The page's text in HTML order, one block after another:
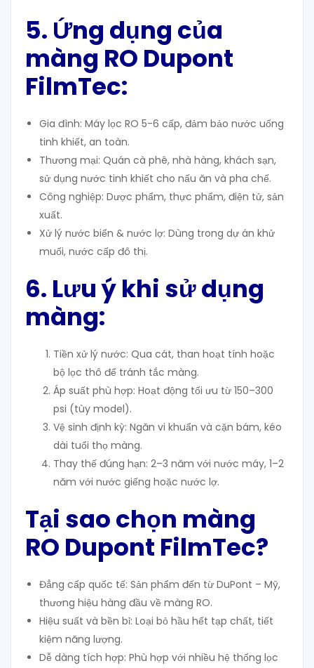
5. Ứng dụng của
màng RO Dupont
FilmTec:
Gia đình: Máy lọc RO 5-6 cấp, đảm bảo nước uống
tinh khiết, an toàn.
Thương mại: Quán cà phê, nhà hàng, khách sạn,
sử dụng nước tinh khiết cho nấu ăn và pha chế.
Công nghiệp: Dược phẩm, thực phẩm, điện tử, sản
xuất.
Xử lý nước biển & nước lợ: Dùng trong dự án khử
muối, nước cấp đô thị.
6. Lưu ý khi sử dụng
màng:
Tiền xử lý nước: Qua cát, than hoạt tính hoặc
bộ lọc thô để tránh tắc màng.
Áp suất phù hợp: Hoạt động tối ưu từ 150–300
psi (tùy model).
Vệ sinh định kỳ: Ngăn vi khuẩn và cặn bám, kéo
dài tuổi thọ màng.
Thay thế đúng hạn: 2–3 năm với nước máy, 1–2
năm với nước giếng hoặc nước lợ.
Tại sao chọn màng
RO Dupont FilmTec?
Đẳng cấp quốc tế: Sản phẩm đến từ DuPont – Mỹ,
thương hiệu hàng đầu về màng RO.
Hiệu suất và bền bỉ: Loại bỏ hầu hết tạp chất, tiết
kiệm năng lượng.
Dễ dàng tích hợp: Phù hợp với nhiều hệ thống lọc